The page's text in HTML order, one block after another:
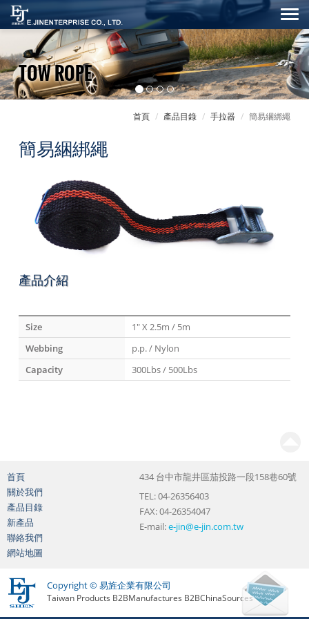
TOW ROPE
首頁 產品目錄 手拉器 簡易綑綁繩
簡易綑綁繩
產品介紹
Size
1" X 2.5m / 5m
Webbing
p.p. / Nylon
Capacity
300Lbs / 500Lbs
434 台中市龍井區茄投路一段158巷60號
TEL: 04-26356403
FAX: 04-26354047
E-mail:e-jin@e-jin.com.tw
首頁
關於我們
產品目錄
新產品
聯絡我們
網站地圖
Copyright © 易旌企業有限公司
Taiwan Products B2BManufactures B2BChinaSources